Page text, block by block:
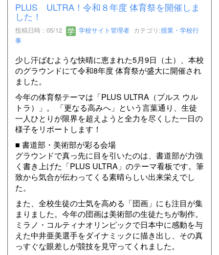
PLUS ULTRA！令和８年度 体育祭を開催しま
した！
投稿日時 : 05/12 学校サイト管理者 カテゴリ:授業・学校行
事
少し汗ばむような快晴に恵まれた5月9日（土）、本校
のグラウンドにて令和8年度 体育祭が盛大に開催され
ました。
今年の体育祭テーマは「PLUS ULTRA（プルス ウル
トラ）」。 「更なる高みへ」という言葉通り、生徒
一人ひとりが限界を超えようと全力を尽くした一日の
様子をリポートします！
■ 書道部・美術部が彩る会場
グラウンドで真っ先に目を引いたのは、書道部が力強
く書き上げた「PLUS ULTRA」のテーマ看板です。筆
致から気合が伝わってくる素晴らしい出来栄えでし
た。
また、全校生徒の士気を高める「団画」にも注目が集
まりました。今年の団画は美術部の生徒たちが制作。
ミラノ・コルティナオリンピックで日本中に感動を与
えた中井亜美選手をダイナミックに描き出し、その真
っすぐな眼差しが競技を見守ってくれました。